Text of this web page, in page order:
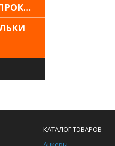
ШПОНОЧНЫЙ ПРОКАТ
КАТАЛОГ ТОВАРОВ
Анкеры